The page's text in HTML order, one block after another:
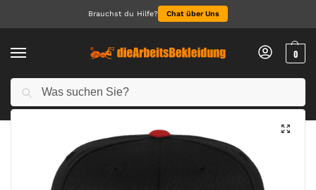
Brauchst du Hilfe? Chat über Uns
0
Start Accessoires / Caps & Hats